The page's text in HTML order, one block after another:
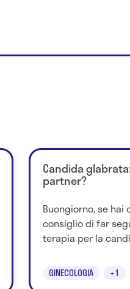
Candida
partner?
Buongiorno, se
consiglio di far
terapia per la
GINECOLOGIA +1